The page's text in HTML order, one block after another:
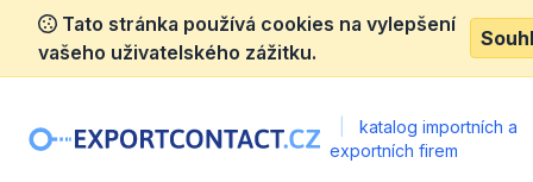
Tato stránka používá cookies na vylepšení
vašeho uživatelského zážitku.
katalog importních a
exportních firem